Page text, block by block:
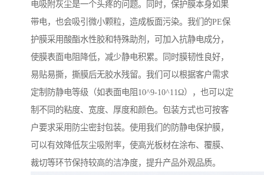
电吸附灰尘是一个头疼的问题。同时，保护膜本身如果
带电，也会吸引微小颗粒，造成板面污染。我们的PE保
护膜采用酸酯水性胶和特殊助剂，可加入抗静电成分，
使膜表面电阻降低，减少静电积累。同时膜韧性良好，
易贴易撕，撕膜后无胶水残留。我们可以根据客户需求
定制防静电等级（如表面电阻10^9-10^11Ω），也可以定
制不同的粘度、宽度、厚度和颜色。包装方式也可按客
户要求采用防尘密封包装。使用我们的防静电保护膜，
可以有效降低灰尘吸附率，使高光板材在涂布、覆膜、
裁切等环节保持较高的洁净度，提升产品外观品质。